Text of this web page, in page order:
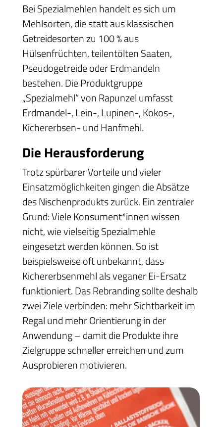
Bei Spezialmehlen handelt es sich um
Mehlsorten, die statt aus klassischen
Getreidesorten zu 100 % aus
Hülsenfrüchten, teilentölten Saaten,
Pseudogetreide oder Erdmandeln
bestehen. Die Produktgruppe
„Spezialmehl“ von Rapunzel umfasst
Erdmandel-, Lein-, Lupinen-, Kokos-,
Kichererbsen- und Hanfmehl.
Die Herausforderung
Trotz spürbarer Vorteile und vieler
Einsatzmöglichkeiten gingen die Absätze
des Nischenprodukts zurück. Ein zentraler
Grund: Viele Konsument*innen wissen
nicht, wie vielseitig Spezialmehle
eingesetzt werden können. So ist
beispielsweise oft unbekannt, dass
Kichererbsenmehl als veganer Ei-Ersatz
funktioniert. Das Rebranding sollte deshalb
zwei Ziele verbinden: mehr Sichtbarkeit im
Regal und mehr Orientierung in der
Anwendung – damit die Produkte ihre
Zielgruppe schneller erreichen und zum
Ausprobieren motivieren.